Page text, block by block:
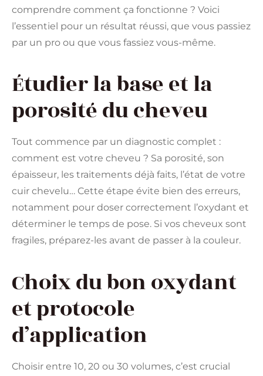
comprendre comment ça fonctionne ? Voici
l’essentiel pour un résultat réussi, que vous passiez
par un pro ou que vous fassiez vous-même.
Étudier la base et la
porosité du cheveu
Tout commence par un diagnostic complet :
comment est votre cheveu ? Sa porosité, son
épaisseur, les traitements déjà faits, l’état de votre
cuir chevelu… Cette étape évite bien des erreurs,
notamment pour doser correctement l’oxydant et
déterminer le temps de pose. Si vos cheveux sont
fragiles, préparez-les avant de passer à la couleur.
Choix du bon oxydant
et protocole
d’application
Choisir entre 10, 20 ou 30 volumes, c’est crucial